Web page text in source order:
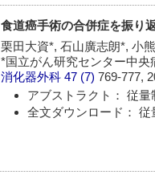
食道癌手術の合併症を振り
栗田大資*, 石山廣志朗*, 小
*国立がん研究センター中
消化器外科 47 (7)769-777,
アブストラクト： 従量
全文ダウンロード： 従